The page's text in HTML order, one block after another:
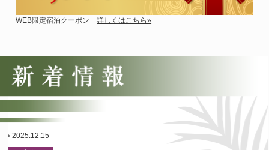
WEB限定宿泊クーポン詳しくはこちら»
2025.12.15